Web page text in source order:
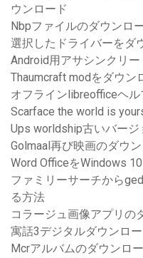
ウンロード
Nbpファイルのダウンロ
選択したドライバーをダ
Android用アサシンクリ
Thaumcraft modをダウン
オフラインlibreofficeヘ
Scarface the world is
Ups worldship古いバー
Golmaal再び映画のダウ
Word OfficeをWindows
ファミリーサーチから
る方法
コラージュ画像アプリの
寓話3デジタルダウンロ
Mcrアルバムのダウンロ